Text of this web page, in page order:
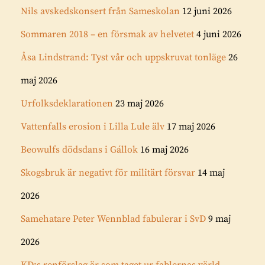
Nils avskedskonsert från Sameskolan 12 juni 2026
Sommaren 2018 – en försmak av helvetet 4 juni 2026
Åsa Lindstrand: Tyst vår och uppskruvat tonläge 26
maj 2026
Urfolksdeklarationen 23 maj 2026
Vattenfalls erosion i Lilla Lule älv 17 maj 2026
Beowulfs dödsdans i Gállok 16 maj 2026
Skogsbruk är negativt för militärt försvar 14 maj
2026
Samehatare Peter Wennblad fabulerar i SvD 9 maj
2026